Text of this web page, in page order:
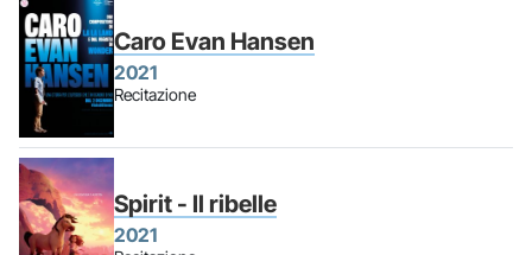
Caro Evan Hansen
2021
Recitazione
Spirit - Il ribelle
2021